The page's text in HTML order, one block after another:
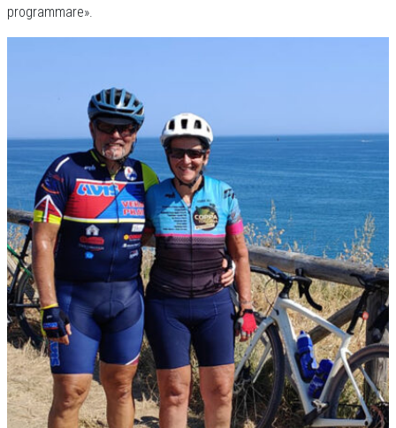
programmare».